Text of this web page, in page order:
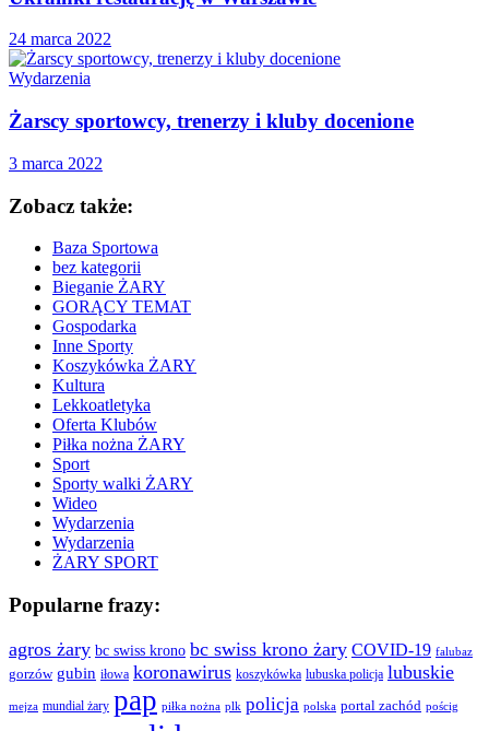
24 marca 2022
Wydarzenia
Żarscy sportowcy, trenerzy i kluby docenione
3 marca 2022
Zobacz także:
Baza Sportowa
bez kategorii
Bieganie ŻARY
GORĄCY TEMAT
Gospodarka
Inne Sporty
Koszykówka ŻARY
Kultura
Lekkoatletyka
Oferta Klubów
Piłka nożna ŻARY
Sport
Sporty walki ŻARY
Wideo
Wydarzenia
Wydarzenia
ŻARY SPORT
Popularne frazy:
agros żary bc swiss krono bc swiss krono żary COVID-19 falubaz
gorzów gubin iłowa koronawirus koszykówka lubuska policja lubuskie
mejza mundial żary pap piłka nożna plk policja polska portal zachód pościg